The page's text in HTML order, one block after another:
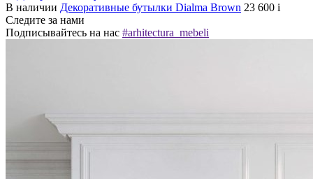
В наличии Декоративные бутылки Dialma Brown 23 600 i
Следите за нами
Подписывайтесь на нас #arhitectura_mebeli